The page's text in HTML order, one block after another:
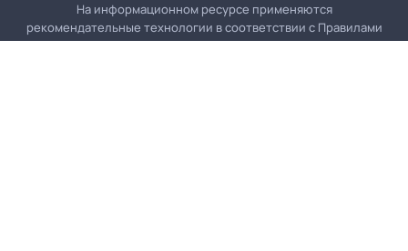
На информационном ресурсе применяются
рекомендательные технологии в соответствии с Правилами